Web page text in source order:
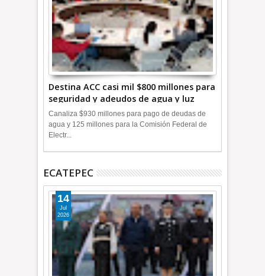
Destina ACC casi mil $800 millones para
seguridad y adeudos de agua y luz
+Video
Canaliza $930 millones para pago de deudas de
agua y 125 millones para la Comisión Federal de
Electr...
ECATEPEC
14
Jul
2026